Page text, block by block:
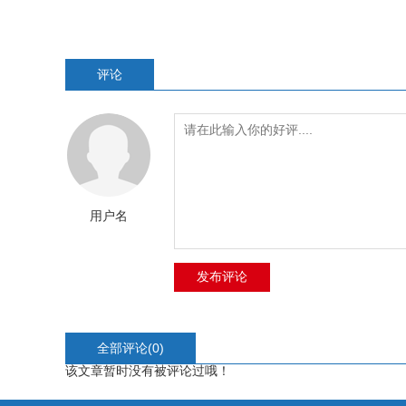
评论
用户名
全部评论(0)
该文章暂时没有被评论过哦！